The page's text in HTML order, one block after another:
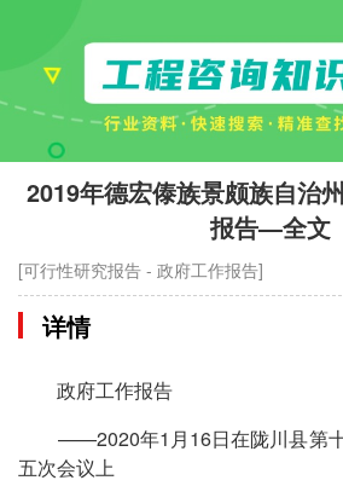
2019年德宏傣族景颇族自治
报告—全文
[可行性研究报告 - 政府工作报告]
详情
政府工作报告
——2020年1月16日在陇川县第十
五次会议上